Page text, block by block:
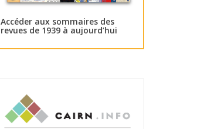
Accéder aux sommaires des
revues de 1939 à aujourd’hui